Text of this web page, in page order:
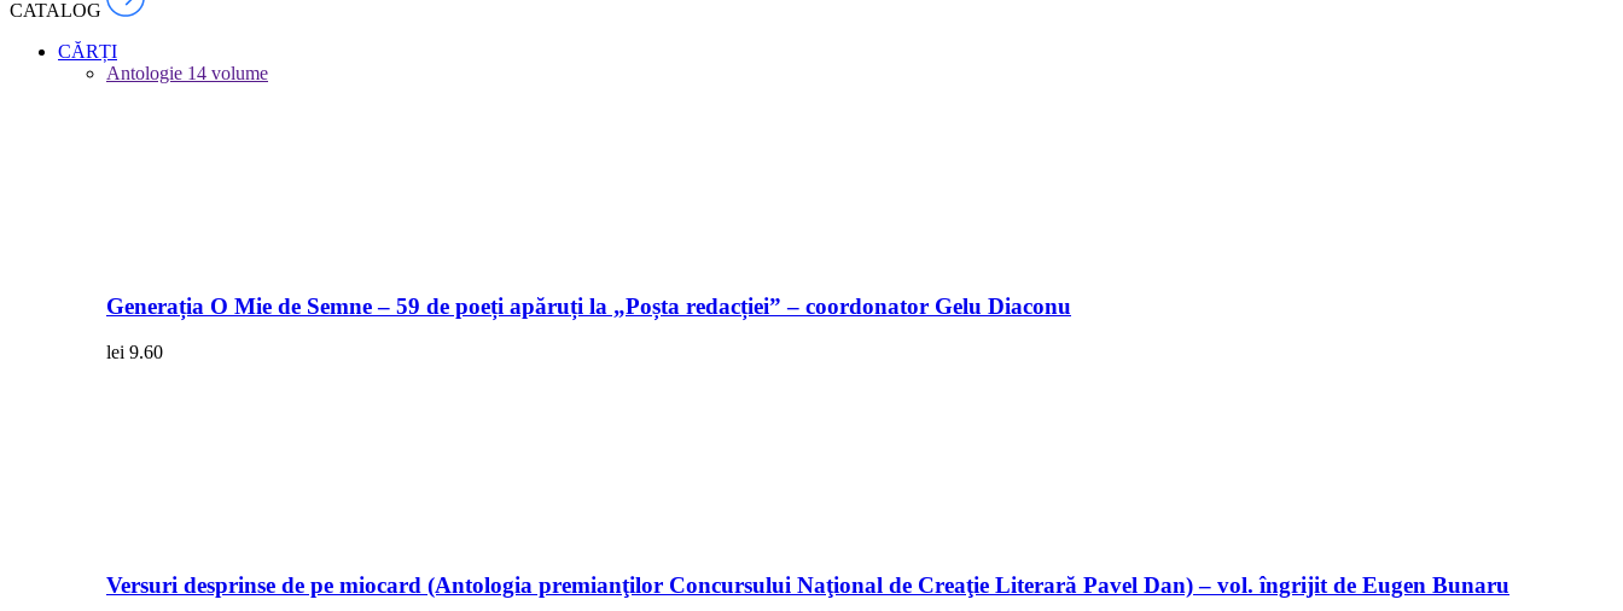
CATALOG
CĂRȚI
Antologie 14 volume
Generația O Mie de Semne – 59 de poeți apăruți la „Poșta redacției” – coordonator Gelu Diaconu
lei 9.60
Versuri desprinse de pe miocard (Antologia premianţilor Concursului Naţional de Creaţie Literară Pavel Dan) – vol. îngrijit de Eugen Bunaru